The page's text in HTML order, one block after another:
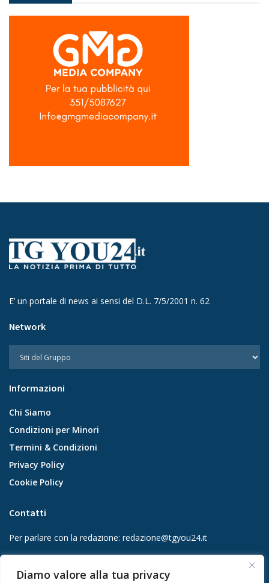
Diamo valore alla tua privacy
E’ un portale di news ai sensi del D.L. 7/5/2001 n. 62
Network
Informazioni
Chi Siamo
Condizioni per Minori
Termini & Condizioni
Privacy Policy
Cookie Policy
Contatti
Per parlare con la redazione: redazione@tgyou24.it